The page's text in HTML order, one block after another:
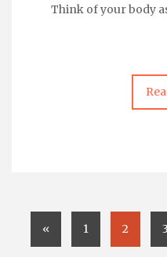
Think of your body
« 1 2 3